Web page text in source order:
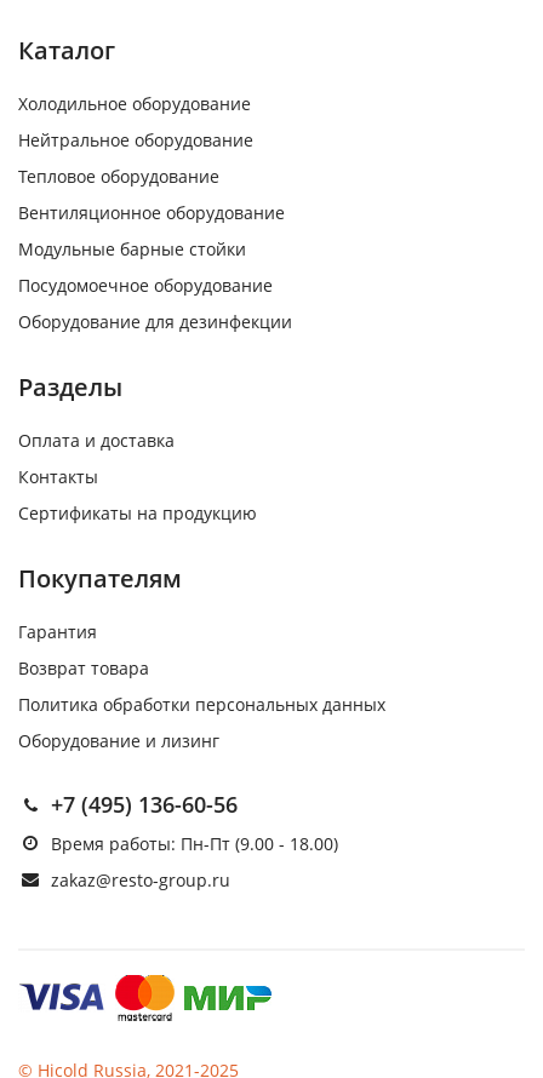
Каталог
Холодильное оборудование
Нейтральное оборудование
Тепловое оборудование
Вентиляционное оборудование
Модульные барные стойки
Посудомоечное оборудование
Оборудование для дезинфекции
Разделы
Оплата и доставка
Контакты
Сертификаты на продукцию
Покупателям
Гарантия
Возврат товара
Политика обработки персональных данных
Оборудование и лизинг
+7 (495) 136-60-56
Время работы: Пн-Пт (9.00 - 18.00)
zakaz@resto-group.ru
© Hicold Russia, 2021-2025